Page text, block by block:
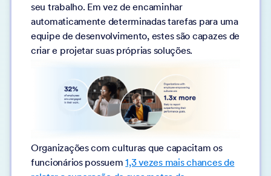
seu trabalho. Em vez de encaminhar
automaticamente determinadas tarefas para uma
equipe de desenvolvimento, estes são capazes de
criar e projetar suas próprias soluções.
Organizações com culturas que capacitam os
funcionários possuem1,3 vezes mais chances de